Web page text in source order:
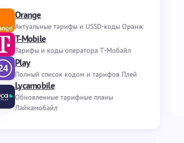
Orange
Актуальные тарифы и USSD-коды Оранж
T-Mobile
Тарифы и коды оператора Т-Мобайл
Play
Полный список кодом и тарифов Плей
Lycamobile
Обновленные тарифные планы
Лайкамобайл